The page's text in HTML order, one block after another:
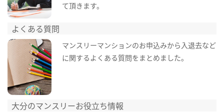
て頂きます。
よくある質問
マンスリーマンションのお申込みから入退去など
に関するよくある質問をまとめました。
大分のマンスリーお役立ち情報